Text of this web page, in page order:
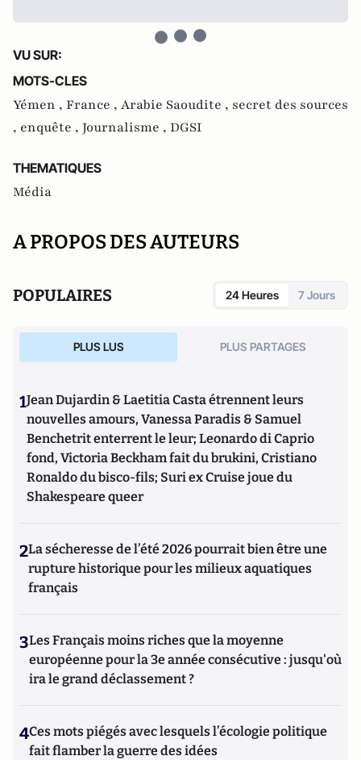
VU SUR:
MOTS-CLES
Yémen , France , Arabie Saoudite , secret des sources
, enquête , Journalisme , DGSI
THEMATIQUES
Média
A PROPOS DES AUTEURS
POPULAIRES 24 Heures 7 Jours
PLUS LUS PLUS PARTAGES
1Jean Dujardin & Laetitia Casta étrennent leurs
nouvelles amours, Vanessa Paradis & Samuel
Benchetrit enterrent le leur; Leonardo di Caprio
fond, Victoria Beckham fait du brukini, Cristiano
Ronaldo du bisco-fils; Suri ex Cruise joue du
Shakespeare queer
2La sécheresse de l’été 2026 pourrait bien être une
rupture historique pour les milieux aquatiques
français
3Les Français moins riches que la moyenne
européenne pour la 3e année consécutive : jusqu'où
ira le grand déclassement ?
4Ces mots piégés avec lesquels l’écologie politique
fait flamber la guerre des idées